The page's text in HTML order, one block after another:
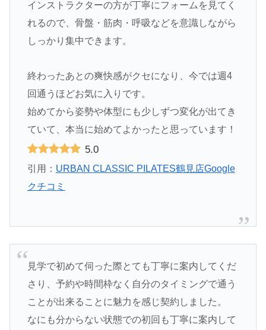
インストラクターの方が丁寧にフォームを見てく
れるので、骨盤・筋肉・呼吸などを意識しながら
しっかり集中できます。
終わったあとの爽快感がクセになり、今では週4
回通うほどお気に入りです。
始めてから姿勢や体型にも少しずつ変化が出てき
ていて、本当に始めてよかったと思っています！
5.0
引用： URBAN CLASSIC PILATES鶴見店Google
クチコミ
見学で初めて伺った際とても丁寧に案内してくだ
さり、予約や時間枠なく自分のタイミングで通う
ことが出来ることに魅力を感じ契約しました。
なにも分からない状態での初回も丁寧に案内して